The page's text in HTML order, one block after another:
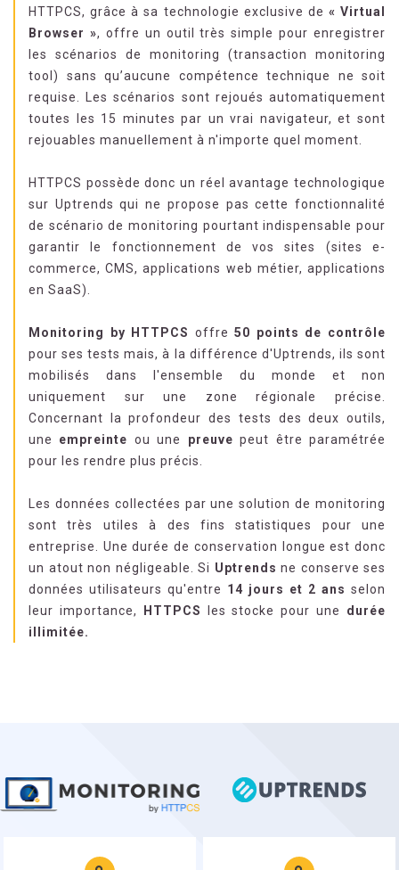
HTTPCS, grâce à sa technologie exclusive de « Virtual
Browser », offre un outil très simple pour enregistrer
les scénarios de monitoring (transaction monitoring
tool) sans qu’aucune compétence technique ne soit
requise. Les scénarios sont rejoués automatiquement
toutes les 15 minutes par un vrai navigateur, et sont
rejouables manuellement à n'importe quel moment.
HTTPCS possède donc un réel avantage technologique
sur Uptrends qui ne propose pas cette fonctionnalité
de scénario de monitoring pourtant indispensable pour
garantir le fonctionnement de vos sites (sites e-
commerce, CMS, applications web métier, applications
en SaaS).
Monitoring by HTTPCS offre50 points de contrôle
pour ses tests mais, à la différence d'Uptrends, ils sont
mobilisés dans l'ensemble du monde et non
uniquement sur une zone régionale précise.
Concernant la profondeur des tests des deux outils,
une empreinte ou une preuve peut être paramétrée
pour les rendre plus précis.
Les données collectées par une solution de monitoring
sont très utiles à des fins statistiques pour une
entreprise. Une durée de conservation longue est donc
un atout non négligeable. Si Uptrends ne conserve ses
données utilisateurs qu'entre 14 jours et 2 ans selon
leur importance,
HTTPCS les stocke pour une durée
illimitée.